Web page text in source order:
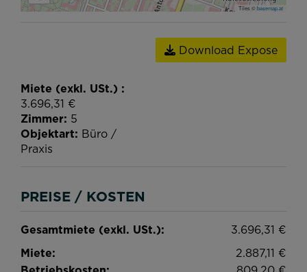
Tiles ©basemap.at
Download Expose
Miete (exkl. USt.)
3.696,31 €
Zimmer 5
Objektart Büro /
Praxis
PREISE / KOSTEN
Gesamtmiete (exkl. USt.):
3.696,31 €
Miete:
2.887,11 €